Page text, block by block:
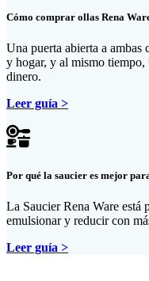
Cómo comprar ollas Rena
Una puerta abierta a ambas
y hogar, y al mismo tiempo,
dinero.
Leer guía >
Por qué la saucier es mejor
La Saucier Rena Ware está
emulsionar y reducir con
Leer guía >